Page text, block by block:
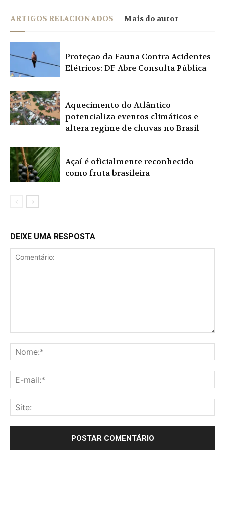
ARTIGOS RELACIONADOS Mais do autor
Proteção da Fauna Contra Acidentes
Elétricos: DF Abre Consulta Pública
Aquecimento do Atlântico
potencializa eventos climáticos e
altera regime de chuvas no Brasil
Açaí é oficialmente reconhecido
como fruta brasileira
DEIXE UMA RESPOSTA